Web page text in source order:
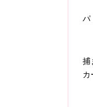
パ
捕
カ